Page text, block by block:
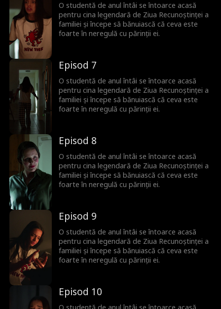
O studentă de anul întâi se întoarce acasă
pentru cina legendară de Ziua Recunoștinței a
familiei și începe să bănuiască că ceva este
foarte în neregulă cu părinții ei.
Episod 7
O studentă de anul întâi se întoarce acasă
pentru cina legendară de Ziua Recunoștinței a
familiei și începe să bănuiască că ceva este
foarte în neregulă cu părinții ei.
Episod 8
O studentă de anul întâi se întoarce acasă
pentru cina legendară de Ziua Recunoștinței a
familiei și începe să bănuiască că ceva este
foarte în neregulă cu părinții ei.
Episod 9
O studentă de anul întâi se întoarce acasă
pentru cina legendară de Ziua Recunoștinței a
familiei și începe să bănuiască că ceva este
foarte în neregulă cu părinții ei.
Episod 10